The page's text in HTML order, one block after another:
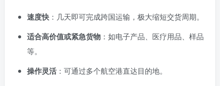
速度快 ：几天即可完成跨国运输，极大缩短交货周期。
适合高价值或紧急货物 ：如电子产品、医疗用品、样品
等。
操作灵活：可通过多个航空港直达目的地。